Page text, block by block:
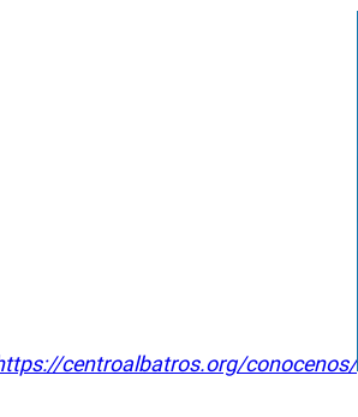
centroalbatros.org/conocenos/